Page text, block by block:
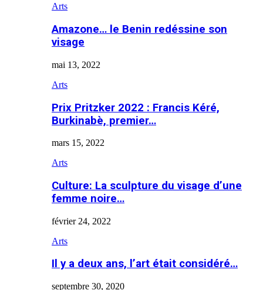
Arts
Amazone… le Benin redéssine son
visage
mai 13, 2022
Arts
Prix Pritzker 2022 : Francis Kéré,
Burkinabè, premier…
mars 15, 2022
Arts
Culture: La sculpture du visage d’une
femme noire…
février 24, 2022
Arts
Il y a deux ans, l’art était considéré…
septembre 30, 2020